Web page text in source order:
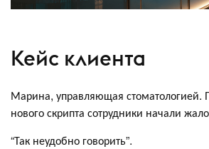
Кейс клиента
Марина, управляющая стоматологией.
нового скрипта сотрудники начали
“Так неудобно говорить”.